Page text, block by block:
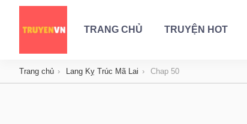
TRANG CHỦ TRUYỆN HOT
Trang chủ Lang Kỵ Trúc Mã Lai Chap 50